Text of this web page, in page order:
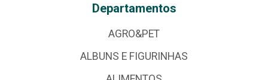
Departamentos
AGRO&PET
ALBUNS E FIGURINHAS